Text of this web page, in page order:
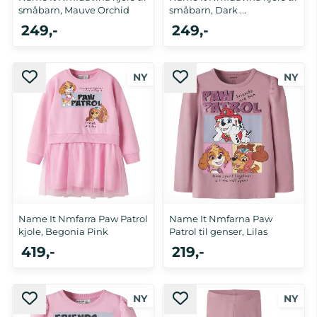
småbarn, Mauve Orchid
249,-
småbarn, Dark ...
249,-
Name It Nmfarra Paw Patrol
kjole, Begonia Pink
419,-
Name It Nmfarna Paw
Patrol til genser, Lilas
219,-